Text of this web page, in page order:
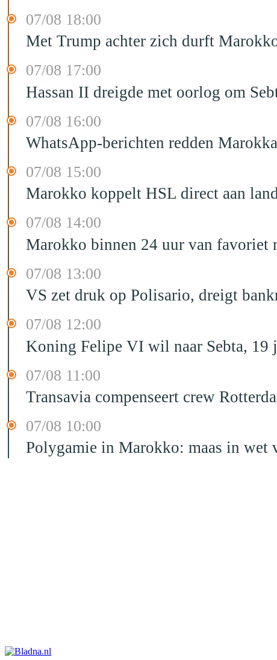
07/08 18:00
Met Trump achter zich durft
07/08 17:00
Hassan II dreigde met oorlog om
07/08 16:00
WhatsApp-berichten redden
07/08 15:00
Marokko koppelt HSL direct aan
07/08 14:00
Marokko binnen 24 uur van favoriet
07/08 13:00
VS zet druk op Polisario, dreigt
07/08 12:00
Koning Felipe VI wil naar Sebta, 19
07/08 11:00
Transavia compenseert crew
07/08 10:00
Polygamie in Marokko: maas in wet